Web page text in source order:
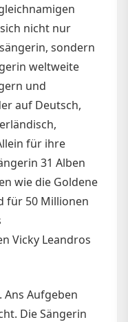
nicht nur
sondern
weltweite
und
auf Deutsch,
für ihre
31 Alben
wie die Goldene
für 50 Millionen
Vicky Leandros
Ans Aufgeben
Die Sängerin